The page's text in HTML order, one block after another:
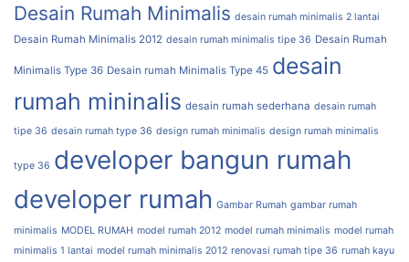
Desain Rumah Minimalis desain rumah minimalis 2 lantai
Desain Rumah Minimalis 2012 desain rumah minimalis tipe 36 Desain Rumah
Minimalis Type 36 Desain rumah Minimalis Type 45 desain
rumah mininalis desain rumah sederhana desain rumah
tipe 36 desain rumah type 36 design rumah minimalis design rumah minimalis
type 36 developer bangun rumah
developer rumah Gambar Rumah gambar rumah
minimalis MODEL RUMAH model rumah 2012 model rumah minimalis model rumah
minimalis 1 lantai model rumah minimalis 2012 renovasi rumah tipe 36 rumah kayu